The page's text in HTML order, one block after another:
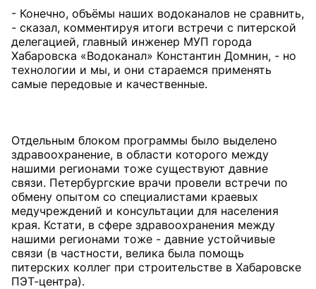
- Конечно, объёмы наших водоканалов не сравнить,
- сказал, комментируя итоги встречи с питерской
делегацией, главный инженер МУП города
Хабаровска «Водоканал» Константин Домнин, - но
технологии и мы, и они стараемся применять
самые передовые и качественные.
Отдельным блоком программы было выделено
здравоохранение, в области которого между
нашими регионами тоже существуют давние
связи. Петербургские врачи провели встречи по
обмену опытом со специалистами краевых
медучреждений и консультации для населения
края. Кстати, в сфере здравоохранения между
нашими регионами тоже - давние устойчивые
связи (в частности, велика была помощь
питерских коллег при строительстве в Хабаровске
ПЭТ-центра).